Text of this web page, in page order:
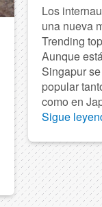
Los
una nueva
Trending
Aunque
Singapur
popular
como en
Sigue